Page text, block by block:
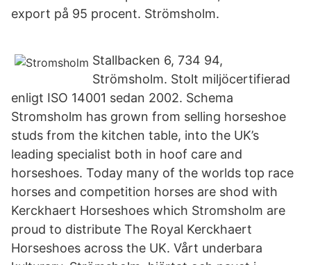
export på 95 procent. Strömsholm.
Stallbacken 6, 734 94,
Strömsholm. Stolt miljöcertifierad
enligt ISO 14001 sedan 2002. Schema
Stromsholm has grown from selling horseshoe
studs from the kitchen table, into the UK’s
leading specialist both in hoof care and
horseshoes. Today many of the worlds top race
horses and competition horses are shod with
Kerckhaert Horseshoes which Stromsholm are
proud to distribute The Royal Kerckhaert
Horseshoes across the UK. Vårt underbara